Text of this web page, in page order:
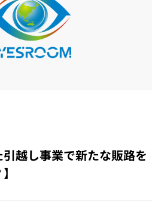
引越し事業で新たな販路を